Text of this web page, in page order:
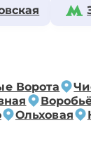
Ворота
Ольховая